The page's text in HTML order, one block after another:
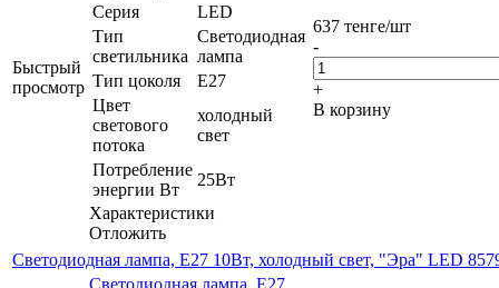
Быстрый
просмотр
Серия
LED
Тип
светильника
Светодиодная
лампа
Тип цоколя
E27
Цвет
светового
потока
холодный
свет
Потребление
энергии Вт
25Вт
Характеристики
Отложить
637 тенге/шт
-
+
В корзину
Светодиодная лампа, E27 10Вт, холодный свет, "Эра" LED
Светодиодная лампа, E27